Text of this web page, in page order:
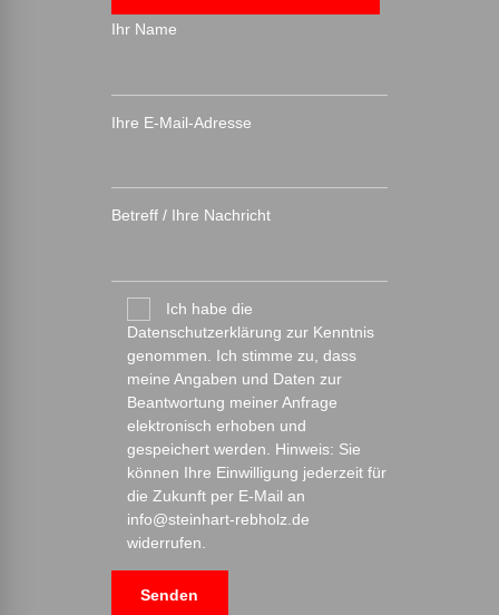
Ihr Name
Ihre E-Mail-Adresse
Betreff / Ihre Nachricht
Ich habe die
Datenschutzerklärung zur Kenntnis
genommen. Ich stimme zu, dass
meine Angaben und Daten zur
Beantwortung meiner Anfrage
elektronisch erhoben und
gespeichert werden. Hinweis: Sie
können Ihre Einwilligung jederzeit für
die Zukunft per E-Mail an
info@steinhart-rebholz.de
widerrufen.